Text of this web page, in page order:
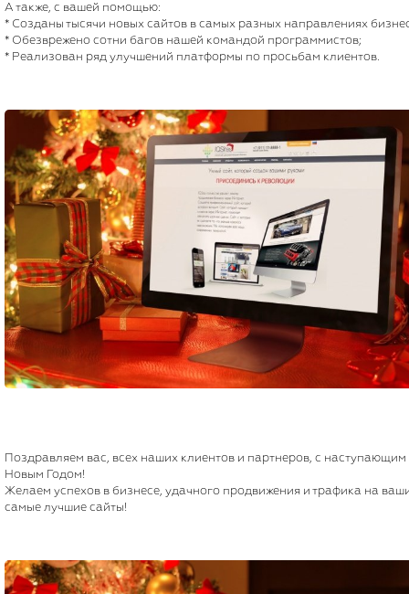
А также, с вашей помощью:
* Созданы тысячи новых сайтов в самых разных направлениях
* Обезврежено сотни багов нашей командой программистов;
* Реализован ряд улучшений платформы по просьбам клиентов.
Поздравляем вас, всех наших клиентов и партнеров, с наступающим
Новым Годом!
Желаем успехов в бизнесе, удачного продвижения и трафика на
самые лучшие сайты!